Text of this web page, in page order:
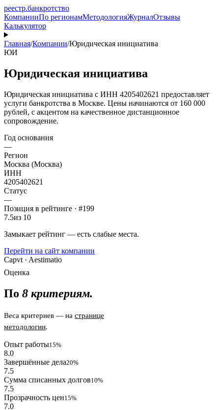
реестр.банкротство
КомпанииПо регионамМетодологияЖурналОтзывы
Калькулятор
Главная/Компании/Юридическая инициатива
ЮИ
Юридическая инициатива
Юридическая инициатива с ИНН 4205402621 предоставляет
услуги банкротства в Москве. Цены начинаются от 160 000
рублей, с акцентом на качественное дистанционное
сопровождение.
Год основания
—
Регион
Москва (Москва)
ИНН
4205402621
Статус
—
Позиция в рейтинге · #199
7.5из 10
Замыкает рейтинг — есть слабые места.
Перейти на сайт компании
Capvt · Aestimatio
Оценка
По 8 критериям.
Веса критериев — на странице
методологии.
Опыт работы15%
8.0
Завершённые дела20%
7.5
Сумма списанных долгов10%
7.5
Прозрачность цен15%
7.0